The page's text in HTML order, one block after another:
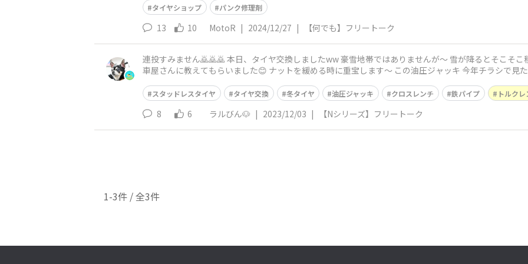
タイヤショップ パンク修理剤
13 10 MotoR | 2024/12/27 | 【何でも】フリートーク
連投すみません🙇🙇🙇 本日、タイヤ交換しましたww 豪雪地帯ではありませんが～ 雪が降るとそこそこ積もります😭 必須アイテムの鉄パイプ
車屋さんに教えてもらいました😊 ナットを緩める時に重宝します～ この油圧ジャッキ 今年チラシで見たら、買った時より ３０００円も高くな
スタッドレスタイヤ タイヤ交換 冬タイヤ 油圧ジャッキ クロスレンチ 鉄パイプ トルク
8 6 ラルびん🐶 | 2023/12/03 | 【Nシリーズ】フリートーク
1-3件 / 全3件